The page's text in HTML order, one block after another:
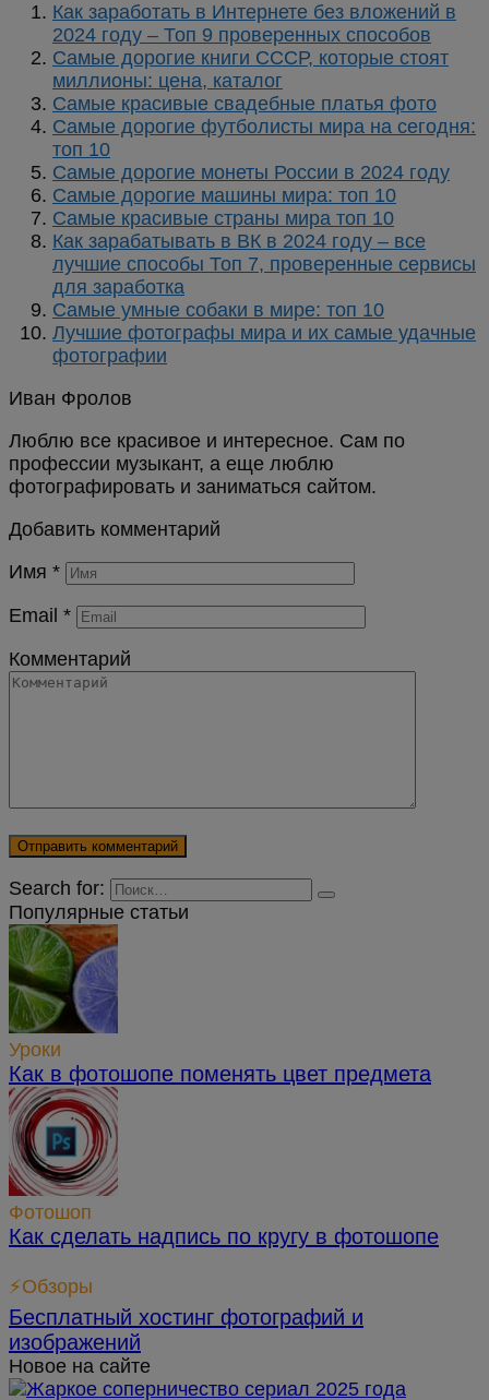
Как заработать в Интернете без вложений в
2024 году – Топ 9 проверенных способов
Самые дорогие книги СССР, которые стоят
миллионы: цена, каталог
Самые красивые свадебные платья фото
Самые дорогие футболисты мира на сегодня:
топ 10
Самые дорогие монеты России в 2024 году
Самые дорогие машины мира: топ 10
Самые красивые страны мира топ 10
Как зарабатывать в ВК в 2024 году – все
лучшие способы Топ 7, проверенные сервисы
для заработка
Самые умные собаки в мире: топ 10
Лучшие фотографы мира и их самые удачные
фотографии
Иван Фролов
Люблю все красивое и интересное. Сам по
профессии музыкант, а еще люблю
фотографировать и заниматься сайтом.
Добавить комментарий
Имя *
Email *
Комментарий
Search for:
Популярные статьи
Уроки
Как в фотошопе поменять цвет предмета
Фотошоп
Как сделать надпись по кругу в фотошопе
⚡Обзоры
Бесплатный хостинг фотографий и
изображений
Новое на сайте